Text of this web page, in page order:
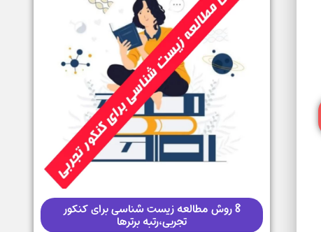
8 روش مطالعه زیست شناسی برای کنکور
تجربی،رتبه برترها